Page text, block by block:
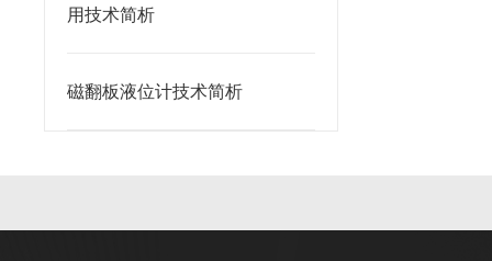
用技术简析
磁翻板液位计技术简析